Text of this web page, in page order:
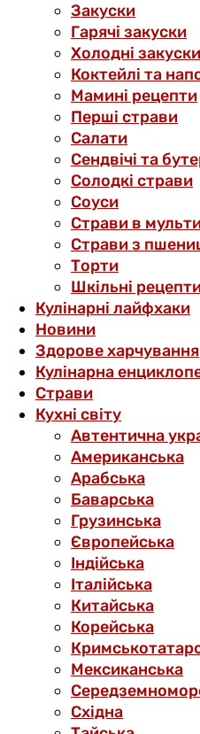
Закуски
Гарячі закуски
Холодні закуски
Коктейлі та
Мамині рецепти
Перші страви
Салати
Сендвічі та
Солодкі страви
Соуси
Страви в
Страви з
Торти
Шкільні
Кулінарні лайфхаки
Новини
Здорове харчування
Кулінарна
Страви
Кухні світу
Автентична
Американська
Арабська
Баварська
Грузинська
Європейська
Індійська
Італійська
Китайська
Корейська
Мексиканська
Східна